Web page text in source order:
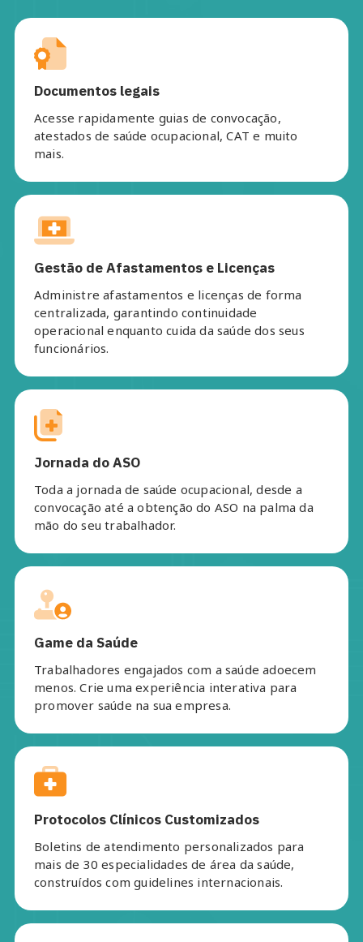
Documentos legais
Acesse rapidamente guias de convocação,
atestados de saúde ocupacional, CAT e muito
mais.
Gestão de Afastamentos e Licenças
Administre afastamentos e licenças de forma
centralizada, garantindo continuidade
operacional enquanto cuida da saúde dos seus
funcionários.
Jornada do ASO
Toda a jornada de saúde ocupacional, desde a
convocação até a obtenção do ASO na palma da
mão do seu trabalhador.
Game da Saúde
Trabalhadores engajados com a saúde adoecem
menos. Crie uma experiência interativa para
promover saúde na sua empresa.
Protocolos Clínicos Customizados
Boletins de atendimento personalizados para
mais de 30 especialidades de área da saúde,
construídos com guidelines internacionais.